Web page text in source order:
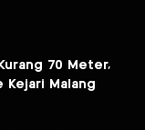
70 Meter,
Kejari Malang